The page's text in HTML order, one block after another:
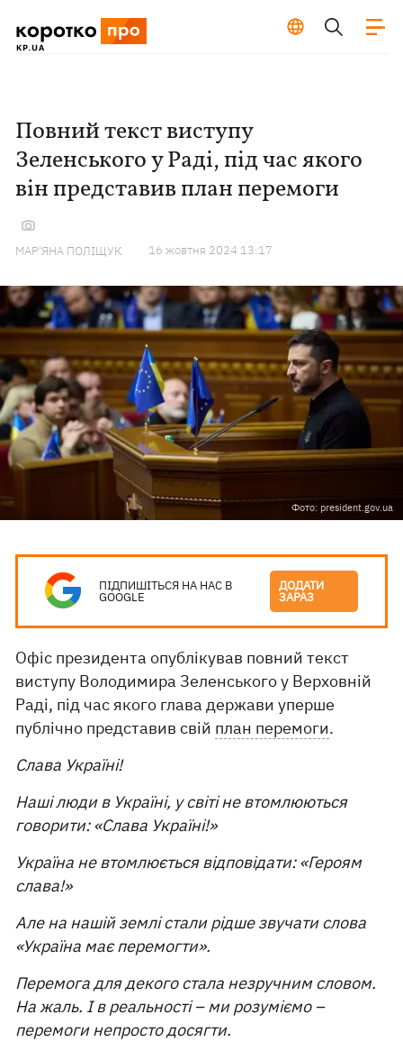
Повний текст виступу
Зеленського у Раді, під час якого
він представив план перемоги
МАР'ЯНА ПОЛІЩУК 16 жовтня 2024 13:17
Фото: president.gov.ua
ПІДПИШІТЬСЯ НА НАС В
GOOGLE
ДОДАТИ
ЗАРАЗ
Офіс президента опублікував повний текст
виступу Володимира Зеленського у Верховній
Раді, під час якого глава держави уперше
публічно представив свій план перемоги.
Слава Україні!
Наші люди в Україні, у світі не втомлюються
говорити: «Слава Україні!»
Україна не втомлюється відповідати: «Героям
слава!»
Але на нашій землі стали рідше звучати слова
«Україна має перемогти».
Перемога для декого стала незручним словом.
На жаль. І в реальності – ми розуміємо –
перемоги непросто досягти.